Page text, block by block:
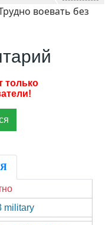
воевать без
military